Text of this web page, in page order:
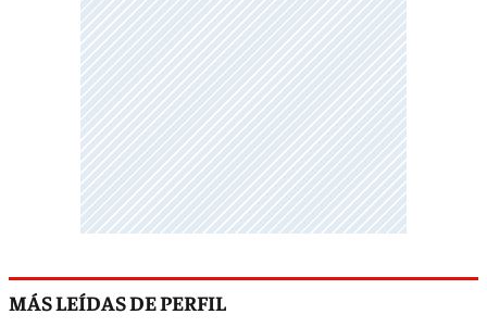
MÁS LEÍDAS DE PERFIL